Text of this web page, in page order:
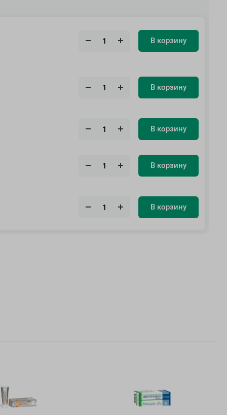
В корзину
В корзину
В корзину
В корзину
В корзину